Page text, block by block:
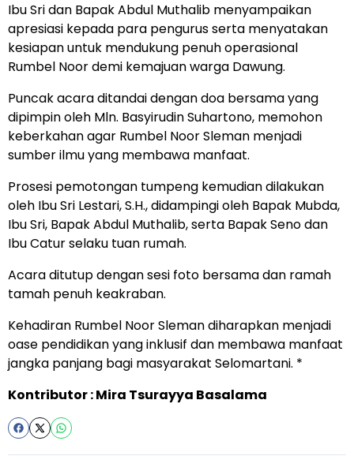
Ibu Sri dan Bapak Abdul Muthalib menyampaikan
apresiasi kepada para pengurus serta menyatakan
kesiapan untuk mendukung penuh operasional
Rumbel Noor demi kemajuan warga Dawung.
Puncak acara ditandai dengan doa bersama yang
dipimpin oleh Mln. Basyirudin Suhartono, memohon
keberkahan agar Rumbel Noor Sleman menjadi
sumber ilmu yang membawa manfaat.
Prosesi pemotongan tumpeng kemudian dilakukan
oleh Ibu Sri Lestari, S.H., didampingi oleh Bapak Mubda,
Ibu Sri, Bapak Abdul Muthalib, serta Bapak Seno dan
Ibu Catur selaku tuan rumah.
Acara ditutup dengan sesi foto bersama dan ramah
tamah penuh keakraban.
Kehadiran Rumbel Noor Sleman diharapkan menjadi
oase pendidikan yang inklusif dan membawa manfaat
jangka panjang bagi masyarakat Selomartani. *
Kontributor : Mira Tsurayya Basalama